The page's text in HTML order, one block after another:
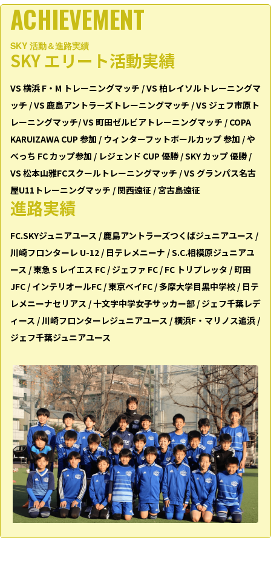
ACHIEVEMENT
SKY 活動＆進路実績
SKY エリート活動実績
VS 横浜 F・M トレーニングマッチ / VS 柏レイソルトレーニングマ
ッチ / VS ⿅島アントラーズトレーニングマッチ / VS ジェフ市原ト
レーニングマッチ/ VS 町⽥ゼルビアトレーニングマッチ / COPA
KARUIZAWA CUP 参加 / ウィンターフットボールカップ 参加 / や
べっち FC カップ参加 / レジェンド CUP 優勝 / SKY カップ 優勝 /
VS 松本山雅FCスクールトレーニングマッチ / VS グランパス名古
屋U11トレーニングマッチ / 関⻄遠征 / 宮古島遠征
進路実績
FC.SKYジュニアユース / ⿅島アントラーズつくばジュニアユース /
川崎フロンターレ U-12 / ⽇テレメニーナ / S.C.相模原ジュニアユ
ース / 東急 S レイエス FC / ジェファ FC / FC トリプレッタ / 町⽥
JFC / インテリオールFC / 東京ベイFC / 多摩大学目黒中学校 / 日テ
レメニーナセリアス / 十文字中学女子サッカー部 / ジェフ千葉レデ
ィース / 川崎フロンターレジュニアユース / 横浜F・マリノス追浜 /
ジェフ千葉ジュニアユース